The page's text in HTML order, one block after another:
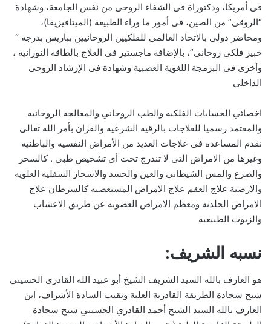
فى أمريكا، ودكتوراة فى الشفاء الروحى من نفس الجامعة، وشهادة
“الروقى” من الصين، فى أمور ما وراء الطبيعة (الميتافيزيقا)،
ومحاضر دولى بالاتحاد العالمى للفلكيين الروحانيين بباريس بدرجة “
خبير فلكى روحانى”، بالإضافة ماجستير فى العلاج بالطاقة النورانية ،
وأخرى فى البرمجة اللغوية العصبية وشهادة فى الإرشاد الروحي
الداخلي
اخصائي الحسابات الفلكيه والطب الروحاني والمعالجه الروحانيه
والمعتمد رسميا للعلاجات بالرقيه الشرعيه والقران بأمر الله تعالى
نقدم المساعده فى علاجات العديد من الأمراض النفسيه والباطنيه
وغيرها من الامراض التى لا تندرج تحت أى تشخيص طبي . كالسحر
والصرع والمس الشيطاني والعين والحسد والاسحار السفليه العلويه
والارضية علاج العقم علاج الامراض المستعصيه كالسرطان علاج
الامراض الجلديه ومعظم الامراض العضويه عن طريق الاعشاب
والزيوت الطبيعيه
نسبه الشريف:
هو العارف بالله السيد الشريف الشيخ أبو عبيد الله القادري الحسيني
شيخ سجادة الطريقة القادرية العلية ونقيب السادة الأشراف، ابن
العارف بالله السيد الشيخ أحمد القادري الحسيني شيخ سجادة